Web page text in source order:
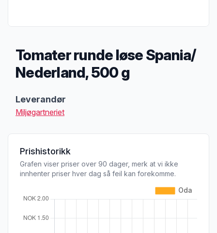
Tomater runde løse Spania/
Nederland, 500 g
Leverandør
Miljøgartneriet
Prishistorikk
Grafen viser priser over 90 dager, merk at vi ikke
innhenter priser hver dag så feil kan forekomme.